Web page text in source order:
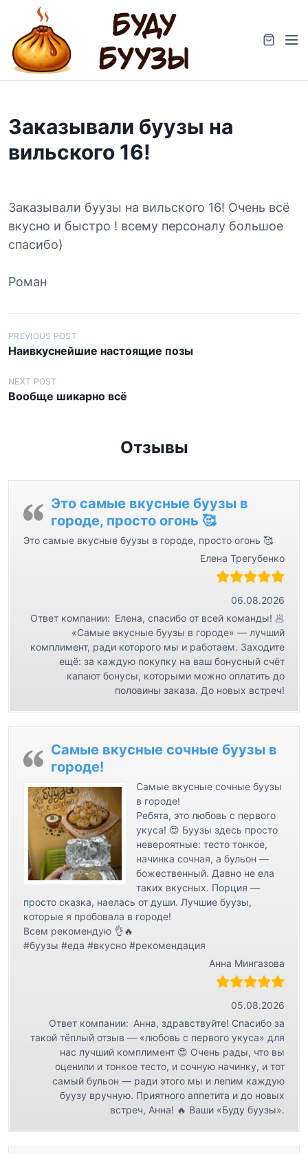
M
Заказывали буузы на
вильского 16!
Заказывали буузы на вильского 16! Очень всё
вкусно и быстро ! всему персоналу большое
спасибо)
Роман
Н
а
в
и
и
PREVIOUS POST
Наивкуснейшие настоящие позы
NEXT POST
Вообще шикарно всё
Отзывы
Это самые вкусные буузы в
городе, просто огонь 🥰
Это самые вкусные буузы в городе, просто огонь 🥰
Елена Трегубенко
06.08.2026
Ответ компании: Елена, спасибо от всей команды! 🥟
«Самые вкусные буузы в городе» — лучший
комплимент, ради которого мы и работаем. Заходите
ещё: за каждую покупку на ваш бонусный счёт
капают бонусы, которыми можно оплатить до
половины заказа. До новых встреч!
Самые вкусные сочные буузы в
городе!
Самые вкусные сочные буузы
в городе!
Ребята, это любовь с первого
укуса! 😍 Буузы здесь просто
невероятные: тесто тонкое,
начинка сочная, а бульон —
божественный. Давно не ела
таких вкусных. Порция —
просто сказка, наелась от души. Лучшие буузы,
которые я пробовала в городе!
Всем рекомендую 👌🔥
#буузы #еда #вкусно #рекомендация
Анна Мингазова
05.08.2026
Ответ компании: Анна, здравствуйте! Спасибо за
такой тёплый отзыв — «любовь с первого укуса» для
нас лучший комплимент 😍 Очень рады, что вы
оценили и тонкое тесто, и сочную начинку, и тот
самый бульон — ради этого мы и лепим каждую
буузу вручную. Приятного аппетита и до новых
встреч, Анна! 🔥 Ваши «Буду буузы».